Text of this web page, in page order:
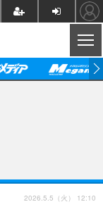
2026.5.5（火） 12:10